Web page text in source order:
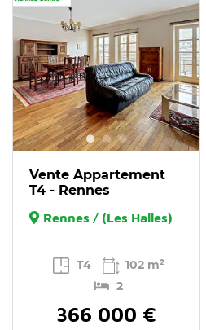
Vente Appartement
T4 - Rennes
Rennes / (Les Halles)
T4
102 m²
2
366 000 €